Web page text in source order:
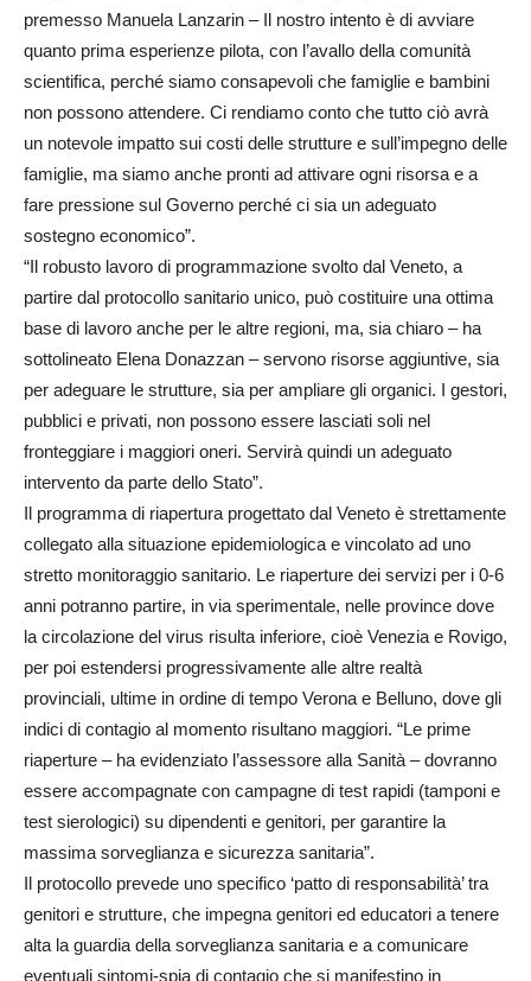
premesso Manuela Lanzarin – Il nostro intento è di avviare
quanto prima esperienze pilota, con l’avallo della comunità
scientifica, perché siamo consapevoli che famiglie e bambini
non possono attendere. Ci rendiamo conto che tutto ciò avrà
un notevole impatto sui costi delle strutture e sull’impegno delle
famiglie, ma siamo anche pronti ad attivare ogni risorsa e a
fare pressione sul Governo perché ci sia un adeguato
sostegno economico”.
“Il robusto lavoro di programmazione svolto dal Veneto, a
partire dal protocollo sanitario unico, può costituire una ottima
base di lavoro anche per le altre regioni, ma, sia chiaro – ha
sottolineato Elena Donazzan – servono risorse aggiuntive, sia
per adeguare le strutture, sia per ampliare gli organici. I gestori,
pubblici e privati, non possono essere lasciati soli nel
fronteggiare i maggiori oneri. Servirà quindi un adeguato
intervento da parte dello Stato”.
Il programma di riapertura progettato dal Veneto è strettamente
collegato alla situazione epidemiologica e vincolato ad uno
stretto monitoraggio sanitario. Le riaperture dei servizi per i 0-6
anni potranno partire, in via sperimentale, nelle province dove
la circolazione del virus risulta inferiore, cioè Venezia e Rovigo,
per poi estendersi progressivamente alle altre realtà
provinciali, ultime in ordine di tempo Verona e Belluno, dove gli
indici di contagio al momento risultano maggiori. “Le prime
riaperture – ha evidenziato l’assessore alla Sanità – dovranno
essere accompagnate con campagne di test rapidi (tamponi e
test sierologici) su dipendenti e genitori, per garantire la
massima sorveglianza e sicurezza sanitaria”.
Il protocollo prevede uno specifico ‘patto di responsabilità’ tra
genitori e strutture, che impegna genitori ed educatori a tenere
alta la guardia della sorveglianza sanitaria e a comunicare
eventuali sintomi-spia di contagio che si manifestino in